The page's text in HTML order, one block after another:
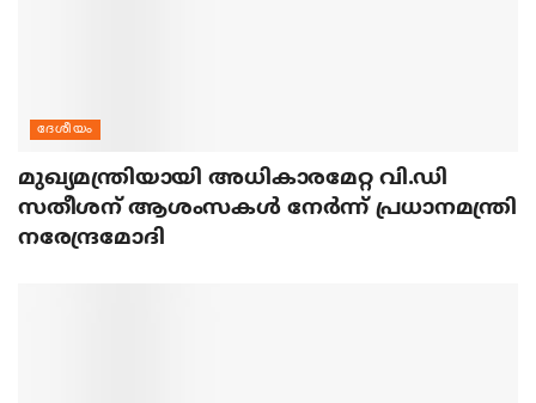
ദേശീയം
മുഖ്യമന്ത്രിയായി അധികാരമേറ്റ വി.ഡി
സതീശന് ആശംസകള്‍ നേര്‍ന്ന് പ്രധാനമന്ത്രി
നരേന്ദ്രമോദി